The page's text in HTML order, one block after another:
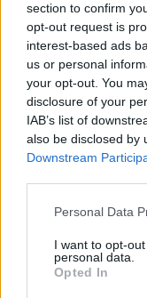
section to confirm
opt-out request is
interest-based ads
us or personal
your opt-out. You
disclosure of your
IAB’s list of
also be disclosed by
Downstream
Personal Data
I want to opt-
personal data.
Opted In